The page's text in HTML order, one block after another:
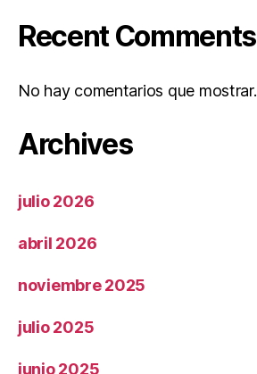
Recent Comments
No hay comentarios que mostrar.
Archives
julio 2026
abril 2026
noviembre 2025
julio 2025
junio 2025